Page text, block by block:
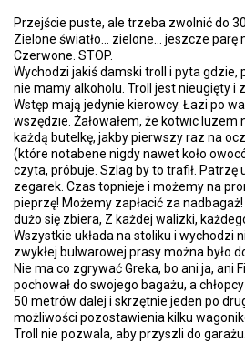
Przejście puste, ale trzeba zwolnić do
Zielone światło... zielone... jeszcze parę
Czerwone. STOP.
Wychodzi jakiś damski troll i pyta gdzie,
nie mamy alkoholu. Troll jest nieugięty i
Wstęp mają jedynie kierowcy. Łazi po
wszędzie. Żałowałem, że kotwic luzem
każdą butelkę, jakby pierwszy raz na
(które notabene nigdy nawet koło
czyta, próbuje. Szlag by to trafił. Patrzę
zegarek. Czas topnieje i możemy na
pieprzę! Możemy zapłacić za
dużo się zbiera, Z każdej walizki,
Wszystkie układa na stoliku i wychodzi
zwykłej bulwarowej prasy można było
Nie ma co zgrywać Greka, bo ani ja, ani
pochował do swojego bagażu, a
50 metrów dalej i skrzętnie jeden po
możliwości pozostawienia kilku
Troll nie pozwala, aby przyszli do